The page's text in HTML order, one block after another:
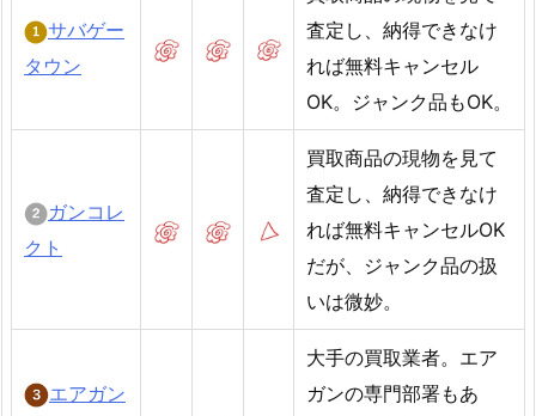
サバゲー
タウン
査定し、納得できなけ
れば無料キャンセル
OK。ジャンク品もOK。
ガンコレ
クト
買取商品の現物を見て
査定し、納得できなけ
れば無料キャンセルOK
だが、ジャンク品の扱
いは微妙。
エアガン
大手の買取業者。エア
ガンの専門部署もあ